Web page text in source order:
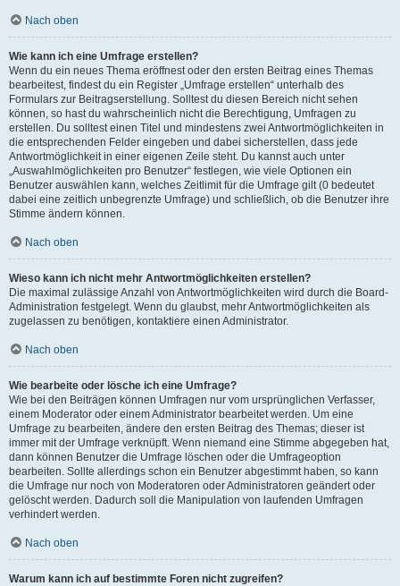
Nach oben
Wie kann ich eine Umfrage erstellen?
Wenn du ein neues Thema eröffnest oder den ersten Beitrag eines Themas
bearbeitest, findest du ein Register „Umfrage erstellen“ unterhalb des
Formulars zur Beitragserstellung. Solltest du diesen Bereich nicht sehen
können, so hast du wahrscheinlich nicht die Berechtigung, Umfragen zu
erstellen. Du solltest einen Titel und mindestens zwei Antwortmöglichkeiten in
die entsprechenden Felder eingeben und dabei sicherstellen, dass jede
Antwortmöglichkeit in einer eigenen Zeile steht. Du kannst auch unter
„Auswahlmöglichkeiten pro Benutzer“ festlegen, wie viele Optionen ein
Benutzer auswählen kann, welches Zeitlimit für die Umfrage gilt (0 bedeutet
dabei eine zeitlich unbegrenzte Umfrage) und schließlich, ob die Benutzer ihre
Stimme ändern können.
Nach oben
Wieso kann ich nicht mehr Antwortmöglichkeiten erstellen?
Die maximal zulässige Anzahl von Antwortmöglichkeiten wird durch die Board-
Administration festgelegt. Wenn du glaubst, mehr Antwortmöglichkeiten als
zugelassen zu benötigen, kontaktiere einen Administrator.
Nach oben
Wie bearbeite oder lösche ich eine Umfrage?
Wie bei den Beiträgen können Umfragen nur vom ursprünglichen Verfasser,
einem Moderator oder einem Administrator bearbeitet werden. Um eine
Umfrage zu bearbeiten, ändere den ersten Beitrag des Themas; dieser ist
immer mit der Umfrage verknüpft. Wenn niemand eine Stimme abgegeben hat,
dann können Benutzer die Umfrage löschen oder die Umfrageoption
bearbeiten. Sollte allerdings schon ein Benutzer abgestimmt haben, so kann
die Umfrage nur noch von Moderatoren oder Administratoren geändert oder
gelöscht werden. Dadurch soll die Manipulation von laufenden Umfragen
verhindert werden.
Nach oben
Warum kann ich auf bestimmte Foren nicht zugreifen?